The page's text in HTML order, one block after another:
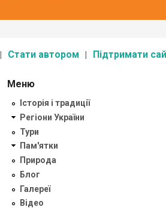
Стати автором Підтримати
Меню
Історія і традиції
Регіони України
Тури
Пам'ятки
Природа
Блог
Галереї
Відео